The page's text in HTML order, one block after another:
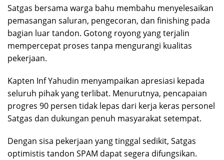
Satgas bersama warga bahu membahu menyelesaikan
pemasangan saluran, pengecoran, dan finishing pada
bagian luar tandon. Gotong royong yang terjalin
mempercepat proses tanpa mengurangi kualitas
pekerjaan.
Kapten Inf Yahudin menyampaikan apresiasi kepada
seluruh pihak yang terlibat. Menurutnya, pencapaian
progres 90 persen tidak lepas dari kerja keras personel
Satgas dan dukungan penuh masyarakat setempat.
Dengan sisa pekerjaan yang tinggal sedikit, Satgas
optimistis tandon SPAM dapat segera difungsikan.